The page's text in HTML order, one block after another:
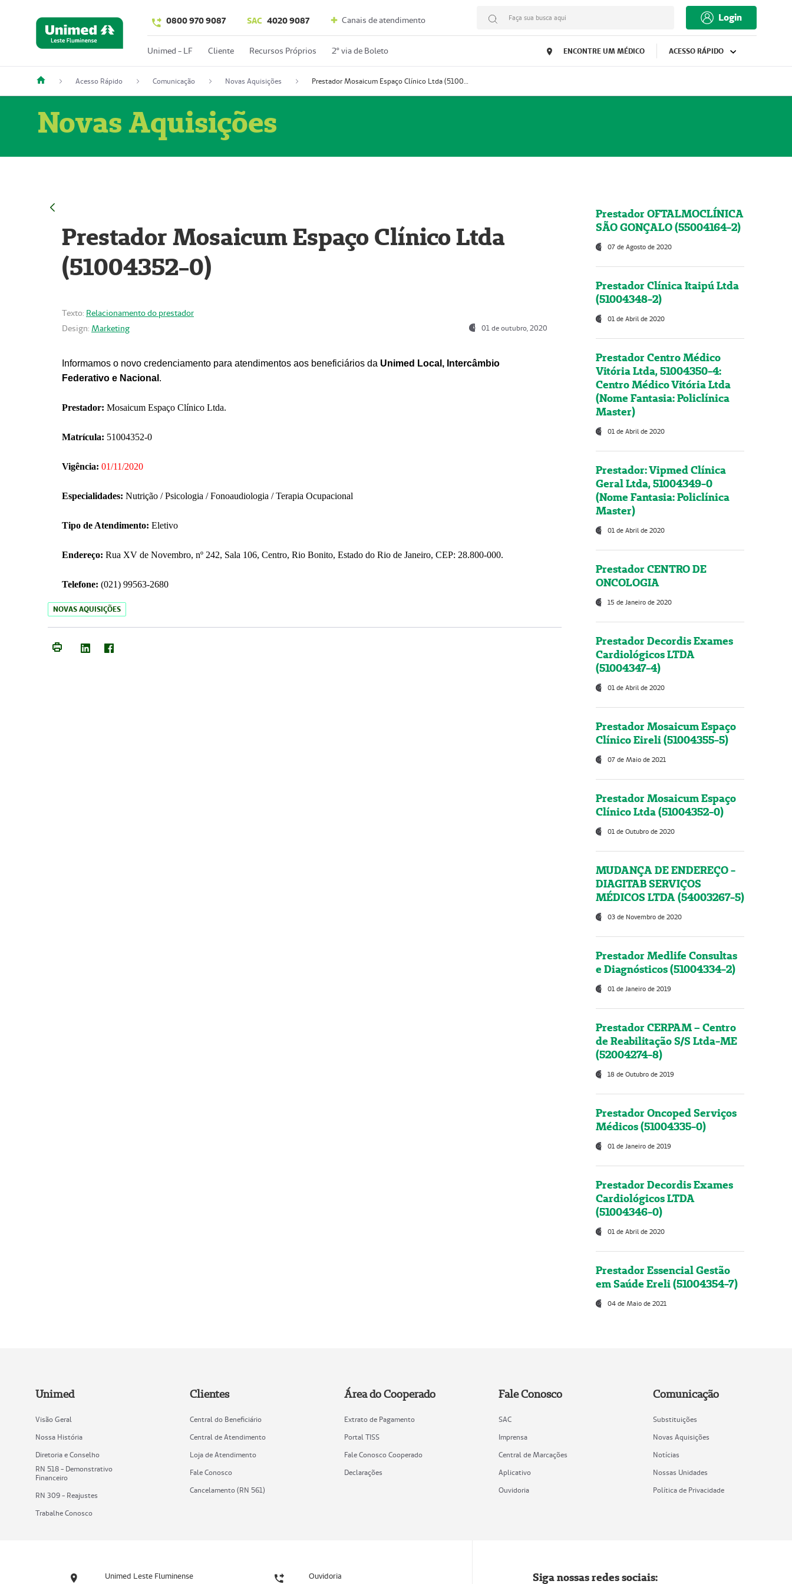
0800 970 9087 SAC 4020 9087 Canais de atendimento Faça sua busca aqui Login
Unimed - LF Cliente Recursos Próprios 2º via de Boleto ENCONTRE UM MÉDICO ACESSO RÁPIDO
Acesso Rápido Comunicação Novas Aquisições Prestador Mosaicum Espaço Clínico Ltda (51004352-0)
Novas Aquisições
Prestador Mosaicum Espaço Clínico Ltda
(51004352-0)
Texto: Relacionamento do prestador
Design: Marketing 01 de outubro, 2020
Informamos o novo credenciamento para atendimentos aos beneficiários da Unimed Local, Intercâmbio
Federativo e Nacional .
Prestador: Mosaicum Espaço Clínico Ltda.
Matrícula: 51004352-0
Vigência: 01/11/2020
Especialidades: Nutrição / Psicologia / Fonoaudiologia / Terapia Ocupacional
Tipo de Atendimento: Eletivo
Endereço: Rua XV de Novembro, nº 242, Sala 106, Centro, Rio Bonito, Estado do Rio de Janeiro, CEP: 28.800-000.
Telefone: (021) 99563-2680
NOVAS AQUISIÇÕES
Prestador OFTALMOCLÍNICA
SÃO GONÇALO (55004164-2)
07 de Agosto de 2020
Prestador Clínica Itaipú Ltda
(51004348-2)
01 de Abril de 2020
Prestador Centro Médico
Vitória Ltda, 51004350-4:
Centro Médico Vitória Ltda
(Nome Fantasia: Policlínica
Master)
01 de Abril de 2020
Prestador: Vipmed Clínica
Geral Ltda, 51004349-0
(Nome Fantasia: Policlínica
Master)
01 de Abril de 2020
Prestador CENTRO DE
ONCOLOGIA
15 de Janeiro de 2020
Prestador Decordis Exames
Cardiológicos LTDA
(51004347-4)
01 de Abril de 2020
Prestador Mosaicum Espaço
Clínico Eireli (51004355-5)
07 de Maio de 2021
Prestador Mosaicum Espaço
Clínico Ltda (51004352-0)
01 de Outubro de 2020
MUDANÇA DE ENDEREÇO -
DIAGITAB SERVIÇOS
MÉDICOS LTDA (54003267-5)
03 de Novembro de 2020
Prestador Medlife Consultas
e Diagnósticos (51004334-2)
01 de Janeiro de 2019
Prestador CERPAM – Centro
de Reabilitação S/S Ltda-ME
(52004274-8)
18 de Outubro de 2019
Prestador Oncoped Serviços
Médicos (51004335-0)
01 de Janeiro de 2019
Prestador Decordis Exames
Cardiológicos LTDA
(51004346-0)
01 de Abril de 2020
Prestador Essencial Gestão
em Saúde Ereli (51004354-7)
04 de Maio de 2021
Unimed
Visão Geral
Nossa História
Diretoria e Conselho
RN 518 - Demonstrativo
Financeiro
RN 309 - Reajustes
Trabalhe Conosco
Clientes
Central do Beneficiário
Central de Atendimento
Loja de Atendimento
Fale Conosco
Cancelamento (RN 561)
Área do Cooperado
Extrato de Pagamento
Portal TISS
Fale Conosco Cooperado
Declarações
Fale Conosco
SAC
Imprensa
Central de Marcações
Aplicativo
Ouvidoria
Comunicação
Substituições
Novas Aquisições
Notícias
Nossas Unidades
Política de Privacidade
Unimed Leste Fluminense Ouvidoria Siga nossas redes sociais: